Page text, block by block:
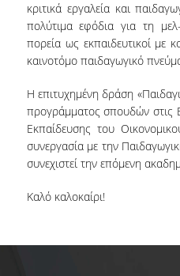
κριτικά εργαλεία και
πολύτιμα εφόδια για τη
πορεία ως εκπαιδευτικοί με
καινοτόμο παιδαγωγικό
Η επιτυχημένη δράση
προγράμματος σπουδών στις
Εκπαίδευσης του
συνεργασία με την
συνεχιστεί την επόμενη
Καλό καλοκαίρι!